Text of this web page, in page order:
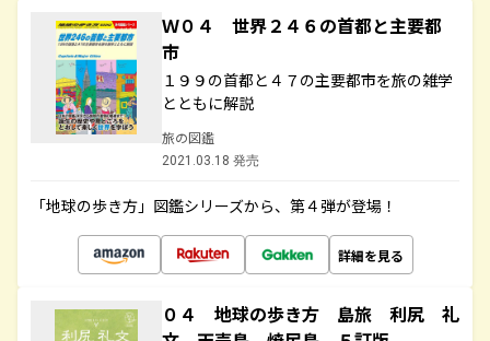
Ｗ０４ 世界２４６の首都と主要都
市
１９９の首都と４７の主要都市を旅の雑学
とともに解説
旅の図鑑
2021.03.18 発売
「地球の歩き方」図鑑シリーズから、第４弾が登場！
詳細を見る
０４ 地球の歩き方 島旅 利尻 礼